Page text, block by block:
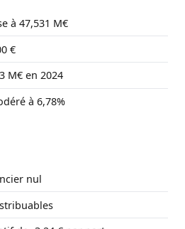
à 47,531 M€
€
M€ en 2024
à 6,78%
nul